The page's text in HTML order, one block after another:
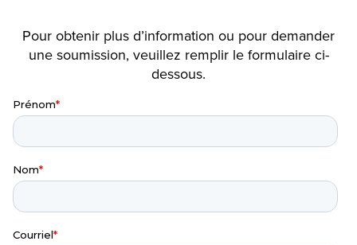
Pour obtenir plus d’information ou pour demander
une soumission, veuillez remplir le formulaire ci-
dessous.